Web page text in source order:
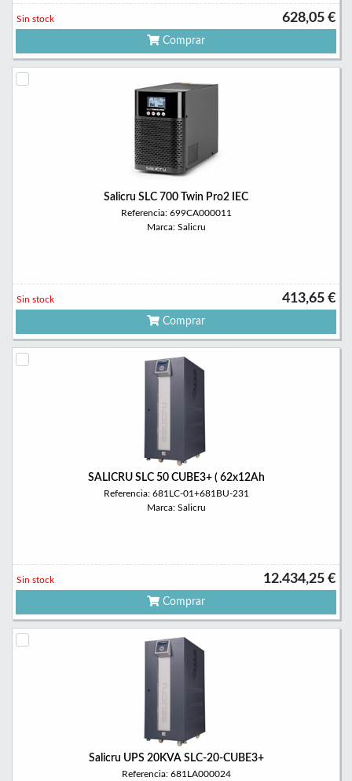
628,05 €
Sin stock
Comprar
Salicru SLC 700 Twin Pro2 IEC
Referencia: 699CA000011
Marca: Salicru
413,65 €
Sin stock
Comprar
SALICRU SLC 50 CUBE3+ ( 62x12Ah
Referencia: 681LC-01+681BU-231
Marca: Salicru
12.434,25 €
Sin stock
Comprar
Salicru UPS 20KVA SLC-20-CUBE3+
Referencia: 681LA000024